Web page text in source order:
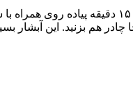
آبشار در استان مازندران در روستای شاهاندشت در ۶۵ کیلو متری شهر آمل
هم بزنید. این آبشار